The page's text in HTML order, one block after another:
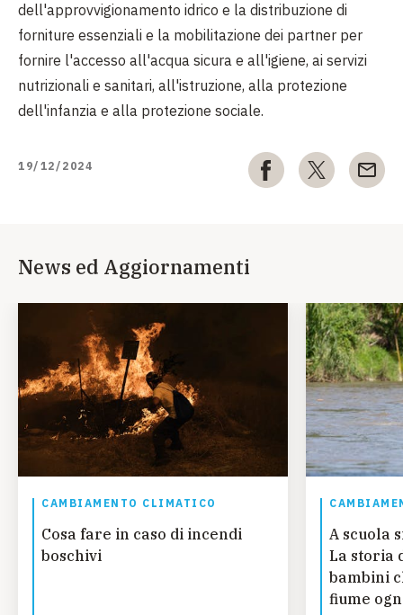
dell'approvvigionamento idrico e la distribuzione di
forniture essenziali e la mobilitazione dei partner per
fornire l'accesso all'acqua sicura e all'igiene, ai servizi
nutrizionali e sanitari, all'istruzione, alla protezione
dell'infanzia e alla protezione sociale.
19/12/2024
News ed Aggiornamenti
CAMBIAMENTO CLIMATICO
Cosa fare in caso di incendi
boschivi
A scuola
La storia
bambini
fiume